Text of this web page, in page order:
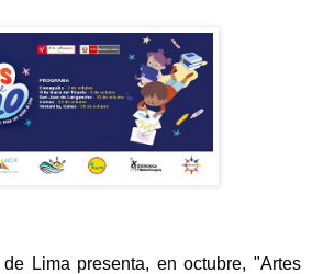
Lima presenta, en octubre, "Artes